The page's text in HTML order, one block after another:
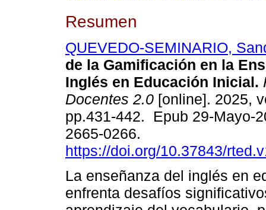
Resumen
QUEVEDO-SEMINARIO,
de la Gamificación en la
Inglés en Educación Inicial.
Docentes 2.0 [online]. 2025,
pp.431-442. Epub 29-Mayo-
2665-0266.
https://doi.org/10.37843/
La enseñanza del inglés en
enfrenta desafíos